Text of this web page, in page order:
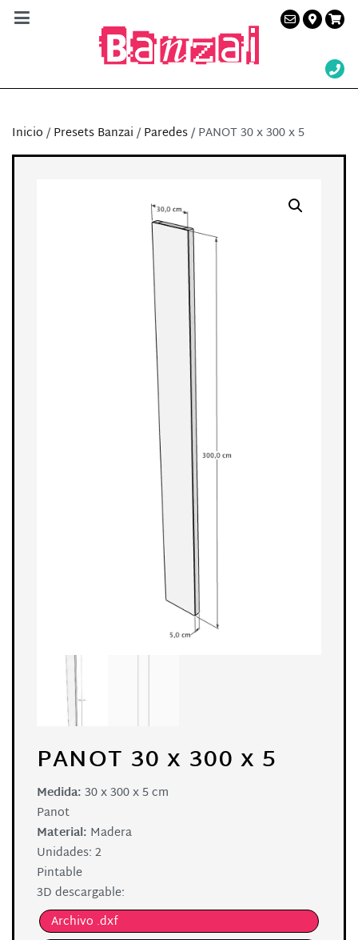
Banzai Studio
Alquiler de plató en Barcelona – Servicios a la
Inicio/Presets Banzai/Paredes/ PANOT 30 x 300 x 5
PANOT 30 x 300 x 5
Medida:30 x 300 x 5 cm
Panot
Material: Madera
Unidades: 2
Pintable
3D descargable:
Archivo .dxf